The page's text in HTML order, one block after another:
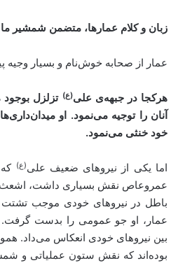
زبان و کلام عمارها، متضمن شمشیر
عمار از صحابه خوش‌نام و بسیار وجیه
هرکجا در جبهه‌ی علی(ع) تزلزل بوجود
آنان را توجیه می‌نمود. او
خود خنثی می‌نمود.
اما یکی از نیروهای ضعیف علی(ع)
عمروعاص نقش بسیاری داشت، اشعث
باطل در نیروهای خودی موجب
عمار، او جو عمومی را بدست گرفت.
بین نیروهای خودی انعکاس می‌داد.
بوده‌اند که نقش ستون عملیاتی و